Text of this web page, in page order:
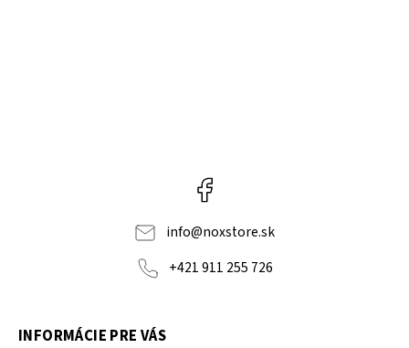
info@noxstore.sk
+421 911 255 726
INFORMÁCIE PRE VÁS